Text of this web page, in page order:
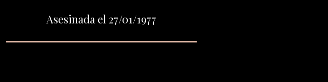
Asesinada el 27/01/1977